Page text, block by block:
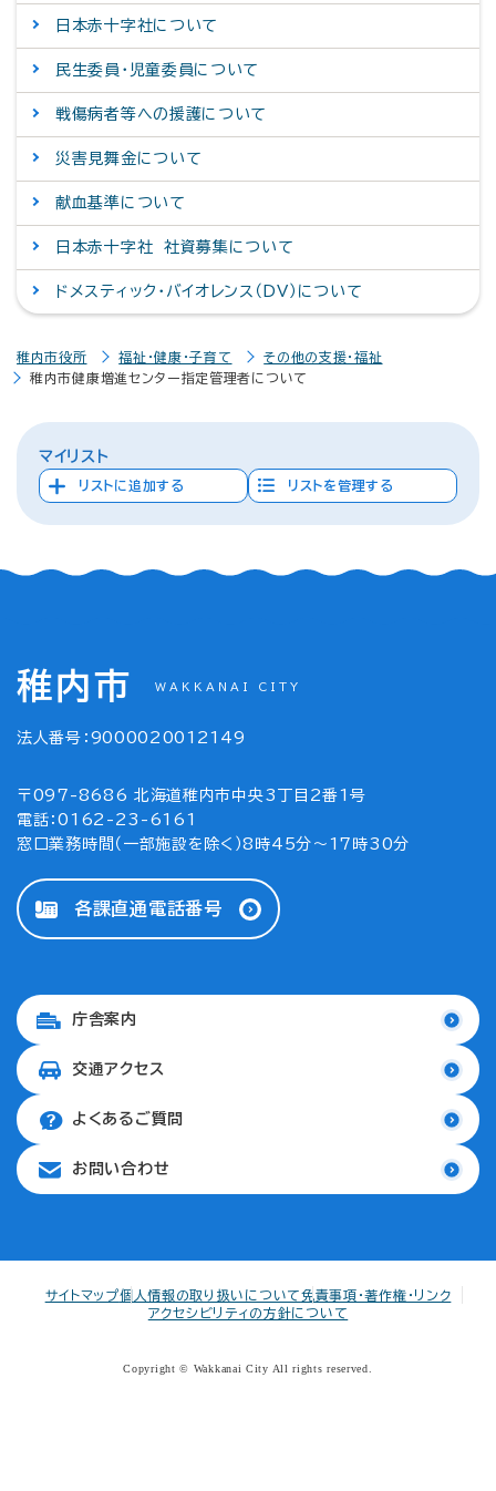
日本赤十字社について
民生委員・児童委員について
戦傷病者等への援護について
災害見舞金について
献血基準について
日本赤十字社 社資募集について
ドメスティック・バイオレンス（DV）について
稚内市役所 福祉・健康・子育て
その他の支援・福祉
稚内市健康増進センター指定管理者について
マイリスト
リストに追加する リストを管理する
稚内市 WAKKANAI CITY
法人番号：9000020012149
〒097-8686 北海道稚内市中央3丁目2番1号
電話：0162-23-6161
窓口業務時間（一部施設を除く）8時45分～17時30分
各課直通電話番号
庁舎案内
交通アクセス
よくあるご質問
お問い合わせ
サイトマップ個人情報の取り扱いについて免責事項・著作権・リンク
アクセシビリティの方針について
Copyright © Wakkanai City All rights reserved.